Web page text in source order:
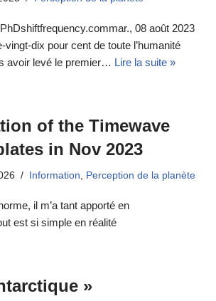
08 août 2023
vingt-dix pour cent de toute l’humanité
avoir levé le premier… Lire la suite »
of the Timewave
in Nov 2023
Information, Perception de la planète
il m’a tant apporté en
est si simple en réalité
»